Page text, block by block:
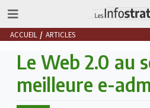
ACCUEIL ARTICLES
Le Web 2.0 au
meilleure e-